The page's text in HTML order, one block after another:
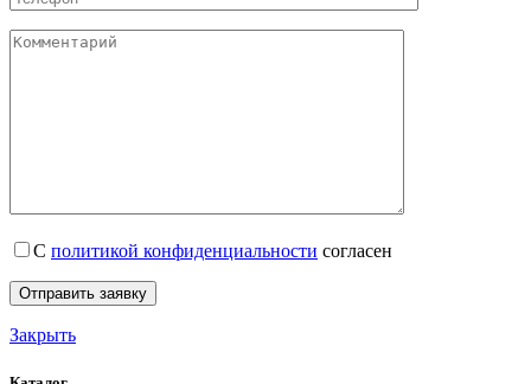
С политикой конфиденциальности согласен
Закрыть